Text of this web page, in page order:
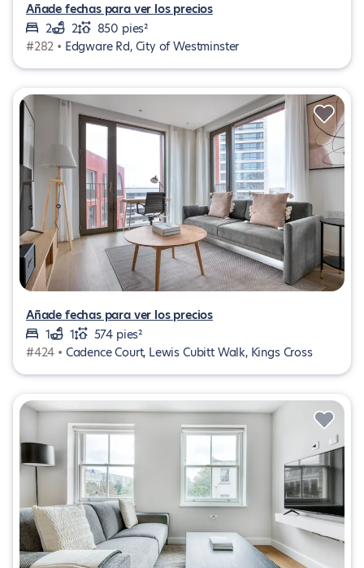
Añade fechas para ver los precios
2
2
850 pies²
#282 • Edgware Rd, City of Westminster
Añade fechas para ver los precios
1
1
574 pies²
#424 • Cadence Court, Lewis Cubitt Walk, Kings Cross